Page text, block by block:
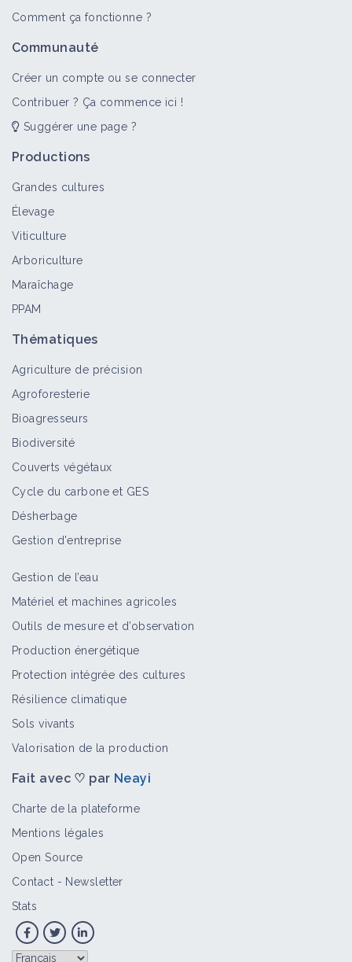
Oiseaux prédateurs
Implanter des engrais verts en vigne
de macroorganismes
Comment ça fonctionne ?
Communauté
Créer un compte ou se connecter
Contribuer ? Ça commence ici !
Suggérer une page ?
Productions
Grandes cultures
Élevage
Viticulture
Arboriculture
Maraîchage
PPAM
Thématiques
Agriculture de précision
Agroforesterie
Bioagresseurs
Biodiversité
Couverts végétaux
Cycle du carbone et GES
Désherbage
Gestion d'entreprise
Gestion de l’eau
Matériel et machines agricoles
Outils de mesure et d’observation
Production énergétique
Protection intégrée des cultures
Résilience climatique
Sols vivants
Valorisation de la production
Fait avec ♡ par Neayi
Charte de la plateforme
Mentions légales
Open Source
Contact - Newsletter
Stats